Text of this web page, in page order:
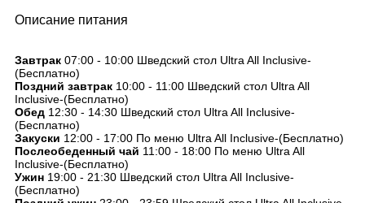
Описание питания
Завтрак 07:00 - 10:00 Шведский стол Ultra All Inclusive-
(Бесплатно)
Поздний завтрак 10:00 - 11:00 Шведский стол Ultra All
Inclusive-(Бесплатно)
Обед 12:30 - 14:30 Шведский стол Ultra All Inclusive-
(Бесплатно)
Закуски 12:00 - 17:00 По меню Ultra All Inclusive-(Бесплатно)
Послеобеденный чай 11:00 - 18:00 По меню Ultra All
Inclusive-(Бесплатно)
Ужин 19:00 - 21:30 Шведский стол Ultra All Inclusive-
(Бесплатно)